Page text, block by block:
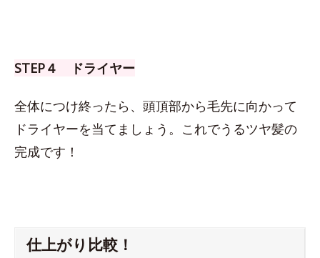
STEP４ ドライヤー
全体につけ終ったら、頭頂部から毛先に向かって
ドライヤーを当てましょう。これでうるツヤ髪の
完成です！
仕上がり比較！